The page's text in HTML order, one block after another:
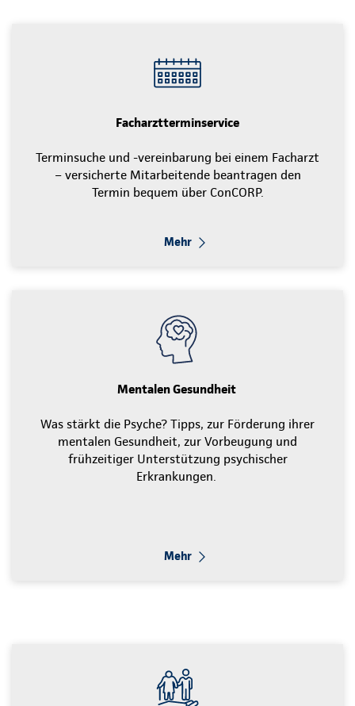
Facharztterminservice
Terminsuche und -vereinbarung bei einem Facharzt
– versicherte Mitarbeitende beantragen den
Termin bequem über ConCORP.
Mehr
Mentalen Gesundheit
Was stärkt die Psyche? Tipps, zur Förderung ihrer
mentalen Gesundheit, zur Vorbeugung und
frühzeitiger Unterstützung psychischer
Erkrankungen.
Mehr